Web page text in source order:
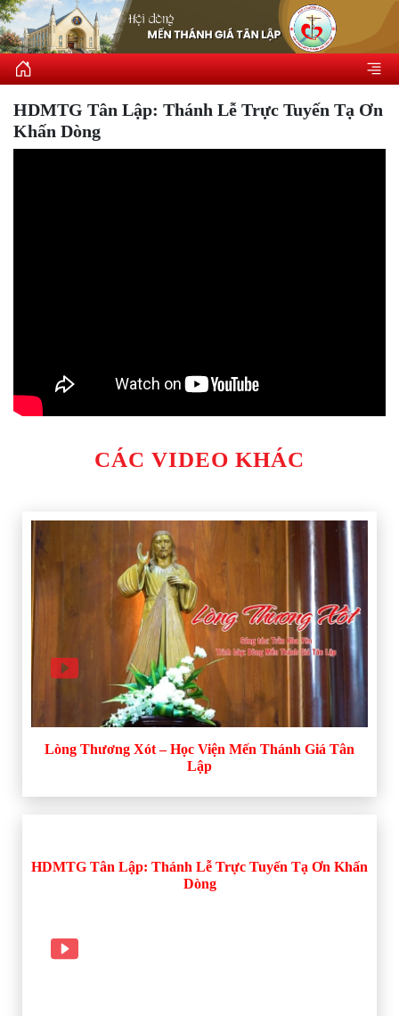
HDMTG Tân Lập: Thánh Lễ Trực Tuyến Tạ Ơn
Khấn Dòng
CÁC VIDEO KHÁC
Lòng Thương Xót – Học Viện Mến Thánh Giá Tân
Lập
HDMTG Tân Lập: Thánh Lễ Trực Tuyến Tạ Ơn Khấn
Dòng